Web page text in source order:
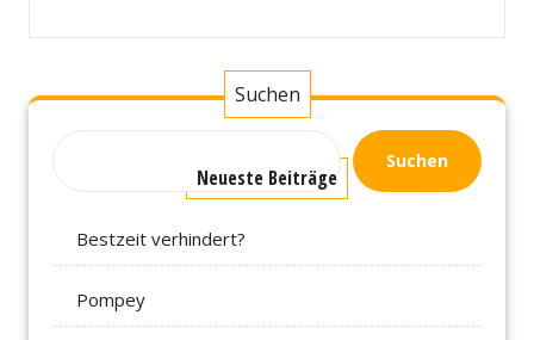
Suchen
Suchen
Neueste Beiträge
Bestzeit verhindert?
Pompey